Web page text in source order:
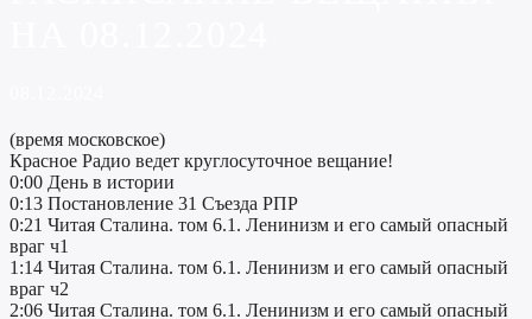
(время московское)
Красное Радио ведет круглосуточное вещание!
0:00 День в истории
0:13 Постановление 31 Съезда РПР
0:21 Читая Сталина. том 6.1. Ленинизм и его самый опасный
враг ч1
1:14 Читая Сталина. том 6.1. Ленинизм и его самый опасный
враг ч2
2:06 Читая Сталина. том 6.1. Ленинизм и его самый опасный